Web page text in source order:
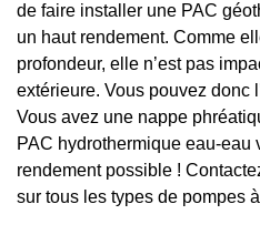
de faire installer une PAC
un haut rendement. Comme
profondeur, elle n’est pas
extérieure. Vous pouvez donc
Vous avez une nappe
PAC hydrothermique eau-eau
rendement possible !
sur tous les types de pompes